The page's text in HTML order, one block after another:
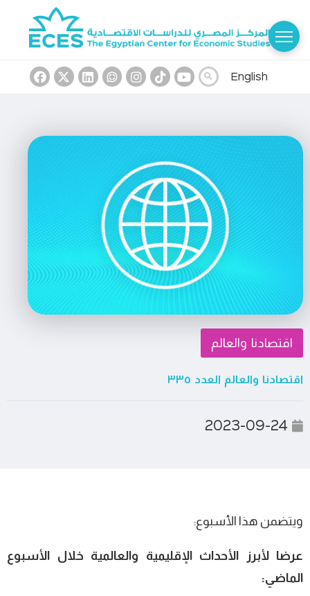
English
اقتصادنا والعالم
اقتصادنا والعالم العدد ٣٣٥
ويتضمن هذا الأسبوع:
عرضا لأبرز الأحداث الإقليمية والعالمية خلال الأسبوع
الماضي: